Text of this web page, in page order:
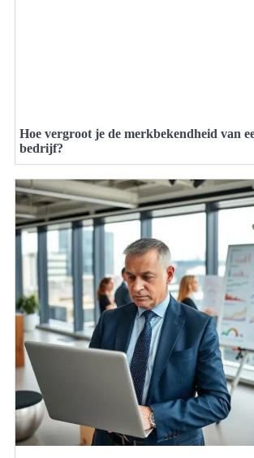
Hoe vergroot je de merkbekendheid van
bedrijf?